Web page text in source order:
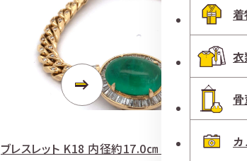
ブレスレット K18 内径約17.0㎝ エメラルド
着